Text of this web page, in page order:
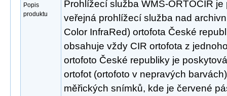
Popis
produktu
Prohlížecí služba WMS-ORTOCIR
veřejná prohlížecí služba nad
Color InfraRed) ortofota České
obsahuje vždy CIR ortofota z
ortofoto České republiky je
ortofot (ortofoto v nepravých
měřických snímků, kde je červené